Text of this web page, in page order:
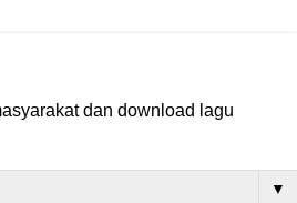
dan download lagu
▼